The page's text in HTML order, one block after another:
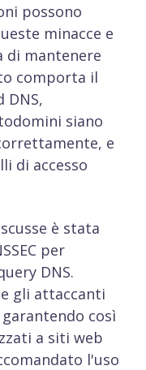
possono
minacce e
di mantenere
comporta il
DNS,
siano
e
di accesso
è stata
per
DNS.
gli attaccanti
così
a siti web
l'uso